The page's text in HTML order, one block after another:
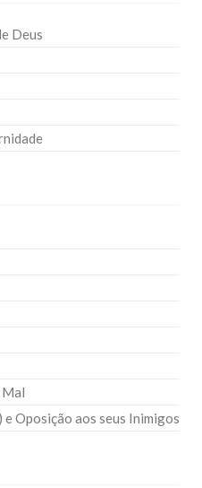
Deus
Mal
e Oposição aos seus Inimigos